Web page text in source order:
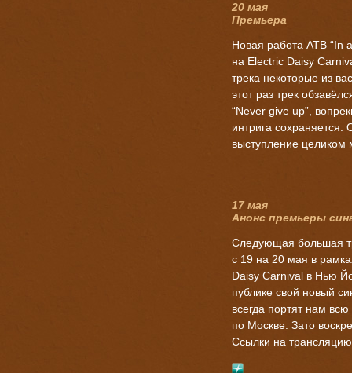
20 мая
Премьера
Новая работа ATB “In
на Electric Daisy
трека некоторые из
этот раз трек
“Never give up”,
интрига сохраняется.
выступление
17 мая
Анонс премьеры
Следующая большая
с 19 на 20 мая в
Daisy Carnival в Нью
публике свой новый
всегда портят нам
по Москве. Зато
Ссылки на